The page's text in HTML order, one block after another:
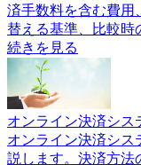
済手数料を含む費用
替える基準、比較時
続きを見る
オンライン決済シス
オンライン決済シス
説します。決済方法